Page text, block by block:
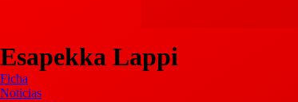
Esapekka Lappi
Ficha
Noticias